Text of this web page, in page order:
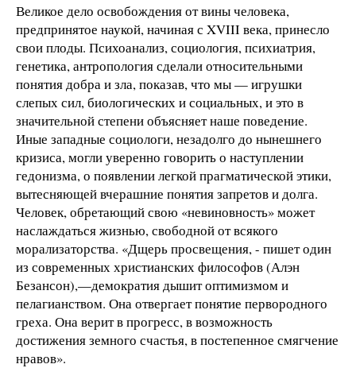
Великое дело освобождения от вины человека,
предпринятое наукой, начиная с XVIII века, принесло
свои плоды. Психоанализ, социология, психиатрия,
генетика, антропология сделали относительными
понятия добра и зла, показав, что мы — игрушки
слепых сил, биологических и социальных, и это в
значительной степени объясняет наше поведение.
Иные западные социологи, незадолго до нынешнего
кризиса, могли уверенно говорить о наступлении
гедонизма, о появлении легкой прагматической этики,
вытесняющей вчерашние понятия запретов и долга.
Человек, обретающий свою «невиновность» может
наслаждаться жизнью, свободной от всякого
морализаторства. «Дщерь просвещения, - пишет один
из современных христианских философов (Алэн
Безансон),—демократия дышит оптимизмом и
пелагианством. Она отвергает понятие первородного
греха. Она верит в прогресс, в возможность
достижения земного счастья, в постепенное смягчение
нравов».